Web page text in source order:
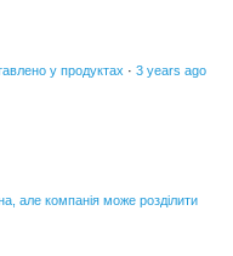
у продуктах · 3 years ago
але компанія може розділити